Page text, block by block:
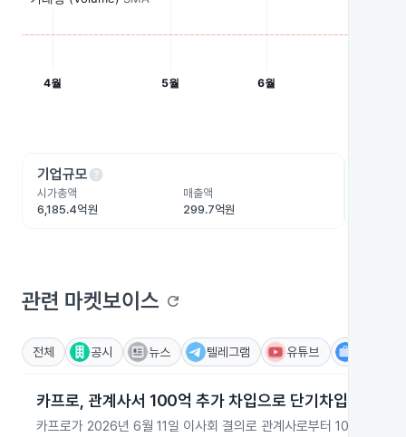
기업규모help
시가총액
6,185.4억원
매출액
299.7억원
관련 마켓보이스 refresh
전체 공시 뉴스 텔레그램 유튜브
카프로, 관계사서 100억 추가 차입으로 단기차입금 300
카프로가 2026년 6월 11일 이사회 결의로 관계사로부터 100억 원을